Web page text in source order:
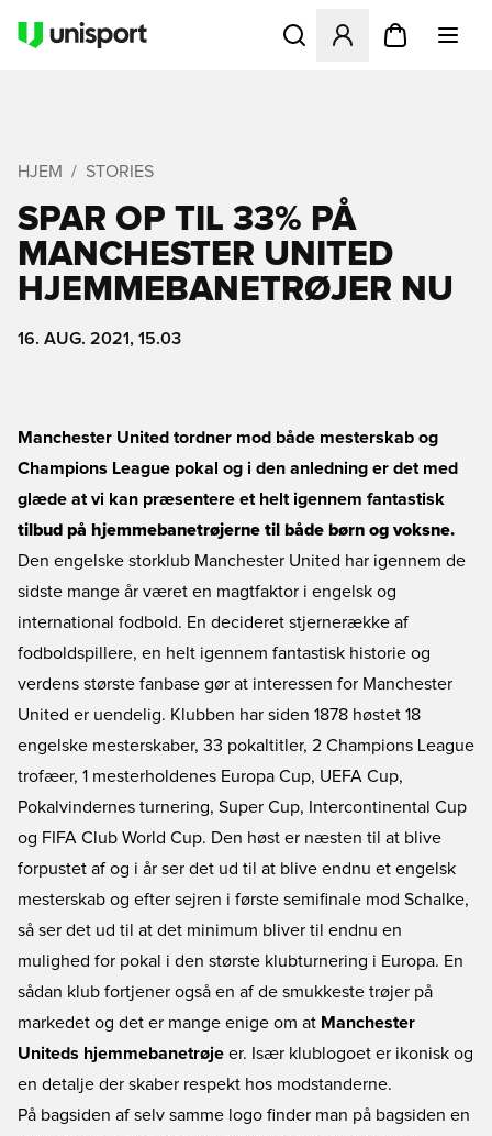
Åbner en Modal til at
HJEM STORIES
SPAR OP TIL 33% PÅ
MANCHESTER UNITED
HJEMMEBANETRØJER NU
16. AUG. 2021, 15.03
Manchester United tordner mod både mesterskab og
Champions League pokal og i den anledning er det med
glæde at vi kan præsentere et helt igennem fantastisk
tilbud på hjemmebanetrøjerne til både børn og voksne.
Den engelske storklub Manchester United har igennem de
sidste mange år været en magtfaktor i engelsk og
international fodbold. En decideret stjernerække af
fodboldspillere, en helt igennem fantastisk historie og
verdens største fanbase gør at interessen for Manchester
United er uendelig. Klubben har siden 1878 høstet 18
engelske mesterskaber, 33 pokaltitler, 2 Champions League
trofæer, 1 mesterholdenes Europa Cup, UEFA Cup,
Pokalvindernes turnering, Super Cup, Intercontinental Cup
og FIFA Club World Cup. Den høst er næsten til at blive
forpustet af og i år ser det ud til at blive endnu et engelsk
mesterskab og efter sejren i første semifinale mod Schalke,
så ser det ud til at det minimum bliver til endnu en
mulighed for pokal i den største klubturnering i Europa. En
sådan klub fortjener også en af de smukkeste trøjer på
markedet og det er mange enige om at Manchester
Uniteds hjemmebanetrøje er. Især klublogoet er ikonisk og
en detalje der skaber respekt hos modstanderne.
På bagsiden af selv samme logo finder man på bagsiden en